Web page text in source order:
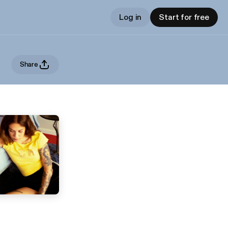
Log in Start for free
Share